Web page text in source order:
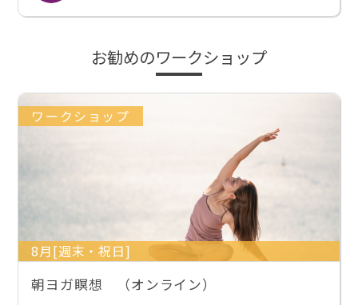
お勧めのワークショップ
ワークショップ
8月[週末・祝日]
朝ヨガ瞑想 （オンライン）